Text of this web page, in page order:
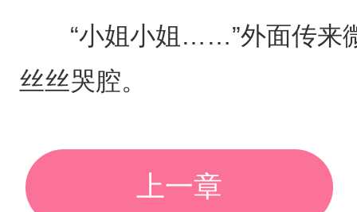
“小姐小姐……”外面传来微
丝丝哭腔。
上一章